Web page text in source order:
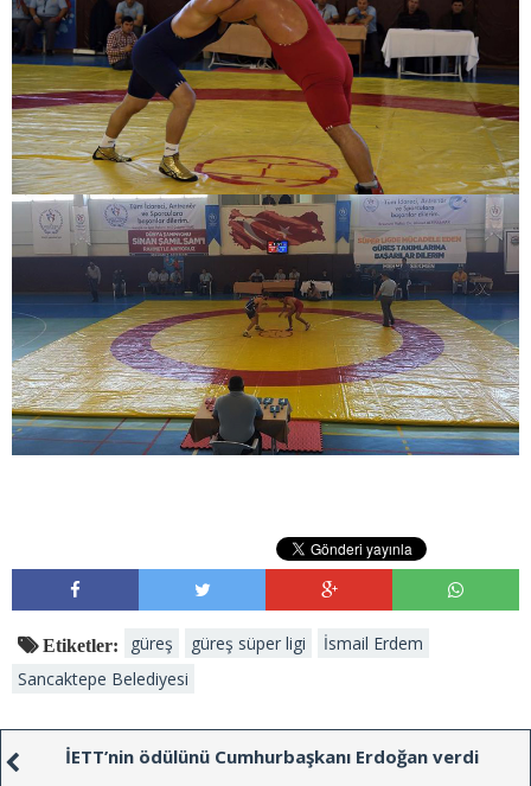
Etiketler: güreş güreş süper ligi
İsmail Erdem
Sancaktepe Belediyesi
İETT’nin ödülünü Cumhurbaşkanı Erdoğan verdi